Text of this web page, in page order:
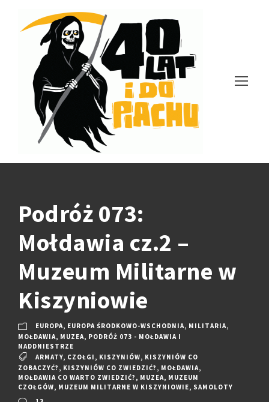
Podróż 073:
Mołdawia cz.2 –
Muzeum Militarne w
Kiszyniowie
EUROPA, EUROPA ŚRODKOWO-WSCHODNIA, MILITARIA,
MOŁDAWIA, MUZEA, PODRÓŻ 073 - MOŁDAWIA I
NADDNIESTRZE
ARMATY, CZOŁGI , KISZYNIÓW, KISZYNIÓW CO
ZOBACZYĆ? , KISZYNIÓW CO ZWIEDZIĆ? , MOŁDAWIA,
MOŁDAWIA CO WARTO ZWIEDZIĆ? , MUZEA, MUZEUM
CZOŁGÓW, MUZEUM MILITARNE W KISZYNIOWIE, SAMOLOTY